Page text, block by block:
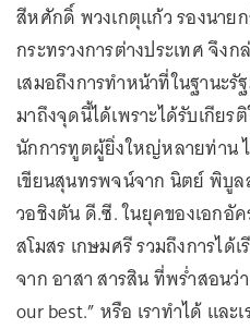
สีหศักดิ์ พวงเกตุแก้ว รองนาย
กระทรวงการต่างประเทศ จึง
เสมอถึงการทำหน้าที่ในฐานะรั
มาถึงจุดนี้ได้เพราะได้รับเกียร
นักการทูตผู้ยิ่งใหญ่หลายท่าน ไ
เขียนสุนทรพจน์จาก นิตย์ พิบูล
วอชิงตัน ดี.ซี. ในยุคของเอกอั
สโมสร เกษมศรี รวมถึงการไ
จาก อาสา สารสิน ที่พร่ำสอนว่
our best.” หรือ เราทำได้ และ